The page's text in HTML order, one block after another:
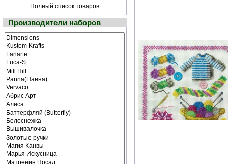
Полный список товаров
Производители наборов